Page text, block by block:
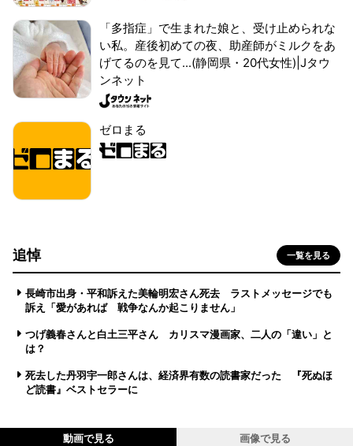
「多指症」で生まれた娘と、受け止められな
い私。産後初めての夜、助産師がミルクをあ
げてるのを見て...(静岡県・20代女性)|Jタウ
ンネット
ゼロまる
追悼 一覧を見る
長崎市出身・平和訴えた美輪明宏さん死去 ラストメッセージでも
訴え「愛があれば 戦争なんか起こりません」
つげ義春さんと白土三平さん カリスマ漫画家、二人の「違い」と
は？
死去した丹羽宇一郎さんは、経済界有数の読書家だった 『死ぬほ
ど読書』ベストセラーに
動画で見る 画像で見る